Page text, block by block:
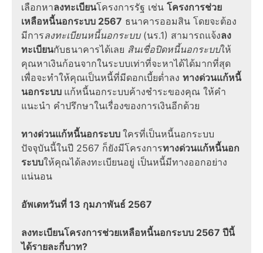
เลือกหาลงทะเบียนโครงการรัฐ เช่น โครงการช่วย
เหลือหนี้นอกระบบ 2567 ธนาคารออมสิน โดยจะต้อง
มีการลงทะเบียนหนี้นอกระบบ(นร.1) สามารถแจ้งลง
ทะเบียนกับธนาคารได้เลย สินเชื่อปิดหนี้นอกระบบให้
คุณหาเงินก้อนจากในระบบเท่าที่จะหาได้ได้มากที่สุด
เพื่อจะทำให้คุณเป็นหนี้ที่มีดอกเบี้ยต่ำลง ทางด่วนแก้หนี้
นอกระบบ แก้หนี้นอกระบบค้างชำระของคุณ ให้คำ
แนะนำ คำปรึกษาในเรื่องของการเงินอีกด้วย
ทางด่วนแก้หนี้นอกระบบ ใครที่เป็นหนี้นอกระบบ
ปัจจุบันนี้ในปี 2567 ก็ยังมีโครงการทางด่วนแก้หนี้นอก
ระบบให้คุณได้ลงทะเบียนอยู่ เป็นหนี้มีทางออกอย่าง
แน่นอน
อัพเดทวันที่ 13 กุมภาพันธ์ 2567
ลงทะเบียนโครงการช่วยเหลือหนี้นอกระบบ 2567 ปีนี้
ได้รายละกี่บาท?